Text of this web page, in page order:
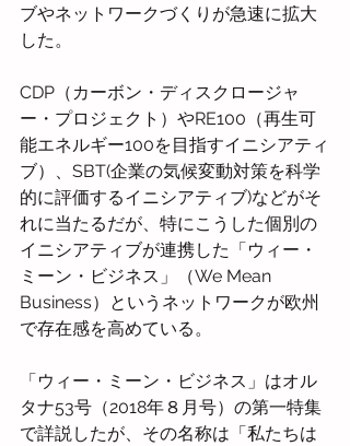
ブやネットワークづくりが急速に拡大
した。
CDP（カーボン・ディスクロージャ
ー・プロジェクト）やRE100（再生可
能エネルギー100を目指すイニシアティ
ブ）、SBT(企業の気候変動対策を科学
的に評価するイニシアティブ)などがそ
れに当たるだが、特にこうした個別の
イニシアティブが連携した「ウィー・
ミーン・ビジネス」（We Mean
Business）というネットワークが欧州
で存在感を高めている。
「ウィー・ミーン・ビジネス」はオル
タナ53号（2018年８月号）の第一特集
で詳説したが、その名称は「私たちは